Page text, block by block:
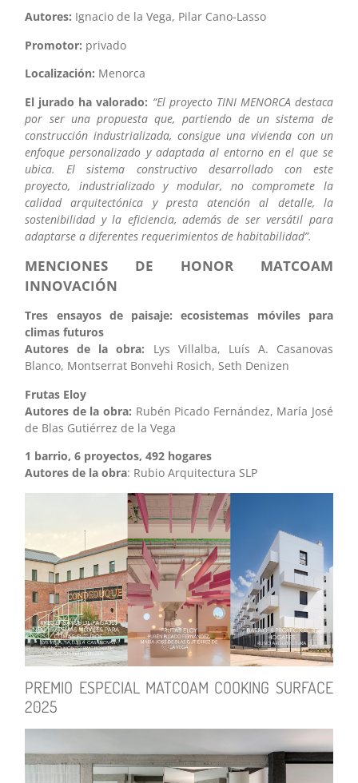
Autores: Ignacio de la Vega, Pilar Cano-Lasso
Promotor: privado
Localización: Menorca
El jurado ha valorado: “El proyecto TINI MENORCA destaca
por ser una propuesta que, partiendo de un sistema de
construcción industrializada, consigue una vivienda con un
enfoque personalizado y adaptada al entorno en el que se
ubica. El sistema constructivo desarrollado con este
proyecto, industrializado y modular, no compromete la
calidad arquitectónica y presta atención al detalle, la
sostenibilidad y la eficiencia, además de ser versátil para
adaptarse a diferentes requerimientos de habitabilidad”.
MENCIONES DE HONOR MATCOAM
INNOVACIÓN
Tres ensayos de paisaje: ecosistemas móviles para
climas futuros
Autores de la obra: Lys Villalba, Luís A. Casanovas
Blanco, Montserrat Bonvehi Rosich, Seth Denizen
Frutas Eloy
Autores de la obra: Rubén Picado Fernández, María José
de Blas Gutiérrez de la Vega
1 barrio, 6 proyectos, 492 hogares
Autores de la obra: Rubio Arquitectura SLP
PREMIO ESPECIAL MATCOAM COOKING SURFACE
2025